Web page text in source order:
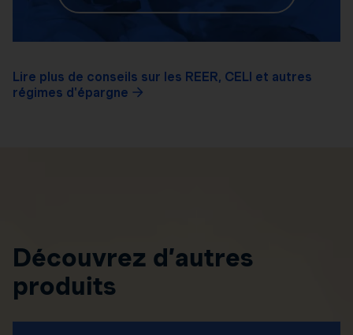
Lire plus de conseils sur les REER, CELI et autres
régimes d'épargne
Découvrez d’autres
produits